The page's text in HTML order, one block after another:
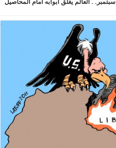
ليبيا ويدعمان تحركات حفتر.. الجمعة 16 سبتمبر. . العالم يغلق أبوابه أمام المحاصيل